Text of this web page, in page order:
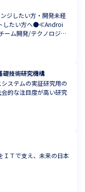
ジしたい方・開発未経
したい方へ●≪Androi
ーム開発/テクノロジー
キャリアを自由に、テ
寮サポートあり（家
礎技術研究機構
ステムの実証研究用の
的な注目度が高い研究
ＩＴで支え、未来の日本